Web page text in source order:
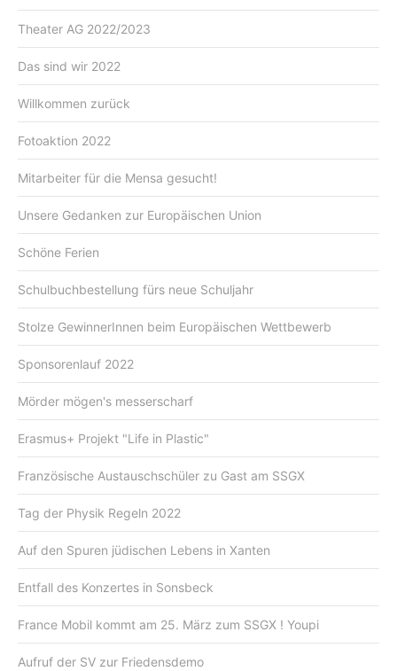
Theater AG 2022/2023
Das sind wir 2022
Willkommen zurück
Fotoaktion 2022
Mitarbeiter für die Mensa gesucht!
Unsere Gedanken zur Europäischen Union
Schöne Ferien
Schulbuchbestellung fürs neue Schuljahr
Stolze GewinnerInnen beim Europäischen Wettbewerb
Sponsorenlauf 2022
Mörder mögen's messerscharf
Erasmus+ Projekt "Life in Plastic"
Französische Austauschschüler zu Gast am SSGX
Tag der Physik Regeln 2022
Auf den Spuren jüdischen Lebens in Xanten
Entfall des Konzertes in Sonsbeck
France Mobil kommt am 25. März zum SSGX ! Youpi
Aufruf der SV zur Friedensdemo